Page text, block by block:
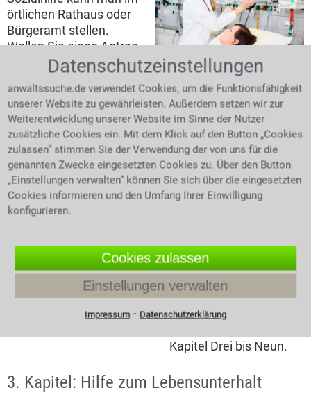
Ärztin spricht mit Patientin auf der
Intensivstation
örtlichen Rathaus oder
Bürgeramt stellen.
Wollen Sie einen Antrag
auf Sozialhilfe stellen,
folgende Unterlagen:
Ihre Einkommens- und Vermögensnachweise und
Ihre Mietbelege. Selbstverständlich auch Nachweise
die Ihren Mehrbedarf belegen wie etwa ein ärztliches
Attest.
In folgenden sieben Kapiteln des SGB XII
findet man die notwendigen
Informationen
Unterschiedliche
Lebenslagen führen zur
Berechtigung
Empfänger von
Sozialhilfe zu sein. Das
Kapitel Drei bis Neun.
3. Kapitel: Hilfe zum Lebensunterhalt
Datenschutzeinstellungen
anwaltssuche.de verwendet Cookies, um die Funktionsfähigkeit
unserer Website zu gewährleisten. Außerdem setzen wir zur
Weiterentwicklung unserer Website im Sinne der Nutzer
zusätzliche Cookies ein. Mit dem Klick auf den Button „Cookies
zulassen“ stimmen Sie der Verwendung der von uns für die
genannten Zwecke eingesetzten Cookies zu. Über den Button
„Einstellungen verwalten“ können Sie sich über die eingesetzten
Cookies informieren und den Umfang Ihrer Einwilligung
konfigurieren.
Cookies zulassen
Einstellungen verwalten
Impressum⁃ Datenschutzerklärung